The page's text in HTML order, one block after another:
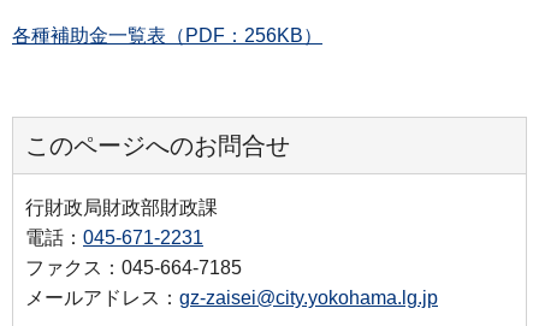
各種補助金一覧表（PDF：256KB）
このページへのお問合せ
行財政局財政部財政課
電話： 045-671-2231
ファクス：045-664-7185
メールアドレス： gz-zaisei@city.yokohama.lg.jp